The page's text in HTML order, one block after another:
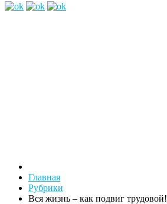
Главная
Рубрики
Вся жизнь – как подвиг трудовой!